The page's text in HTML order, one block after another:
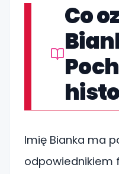
Co
Imię Bianka ma
odpowiednikiem